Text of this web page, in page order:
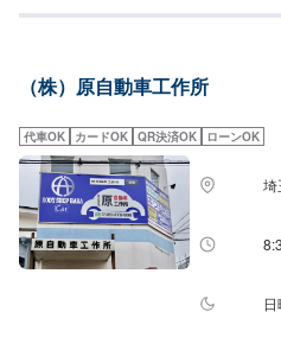
（株）原自動車工作所
代車OK カードOK QR決済OK ローンOK
埼